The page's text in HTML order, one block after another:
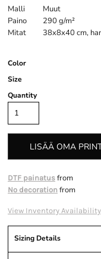
Malli
Muut
Paino
290 g/m²
Mitat
38x8x40 cm,
Color
Size
Quantity
LISÄÄ OMA
DTF painatus from
No decoration from
View Inventory Availability
Sizing Details